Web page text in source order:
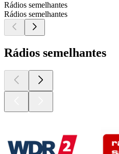
Rádios semelhantes
Rádios semelhantes
Rádios semelhantes